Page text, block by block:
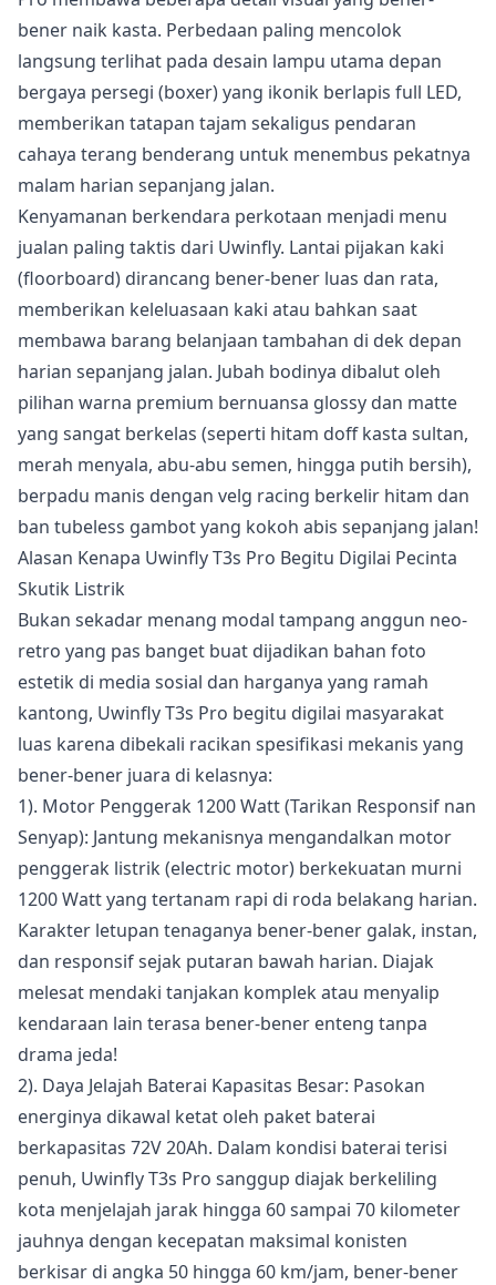
bener naik kasta. Perbedaan paling mencolok
langsung terlihat pada desain lampu utama depan
bergaya persegi (boxer) yang ikonik berlapis full LED,
memberikan tatapan tajam sekaligus pendaran
cahaya terang benderang untuk menembus pekatnya
malam harian sepanjang jalan.
Kenyamanan berkendara perkotaan menjadi menu
jualan paling taktis dari Uwinfly. Lantai pijakan kaki
(floorboard) dirancang bener-bener luas dan rata,
memberikan keleluasaan kaki atau bahkan saat
membawa barang belanjaan tambahan di dek depan
harian sepanjang jalan. Jubah bodinya dibalut oleh
pilihan warna premium bernuansa glossy dan matte
yang sangat berkelas (seperti hitam doff kasta sultan,
merah menyala, abu-abu semen, hingga putih bersih),
berpadu manis dengan velg racing berkelir hitam dan
ban tubeless gambot yang kokoh abis sepanjang jalan!
Alasan Kenapa Uwinfly T3s Pro Begitu Digilai Pecinta
Skutik Listrik
Bukan sekadar menang modal tampang anggun neo-
retro yang pas banget buat dijadikan bahan foto
estetik di media sosial dan harganya yang ramah
kantong, Uwinfly T3s Pro begitu digilai masyarakat
luas karena dibekali racikan spesifikasi mekanis yang
bener-bener juara di kelasnya:
1). Motor Penggerak 1200 Watt (Tarikan Responsif nan
Senyap): Jantung mekanisnya mengandalkan motor
penggerak listrik (electric motor) berkekuatan murni
1200 Watt yang tertanam rapi di roda belakang harian.
Karakter letupan tenaganya bener-bener galak, instan,
dan responsif sejak putaran bawah harian. Diajak
melesat mendaki tanjakan komplek atau menyalip
kendaraan lain terasa bener-bener enteng tanpa
drama jeda!
2). Daya Jelajah Baterai Kapasitas Besar: Pasokan
energinya dikawal ketat oleh paket baterai
berkapasitas 72V 20Ah. Dalam kondisi baterai terisi
penuh, Uwinfly T3s Pro sanggup diajak berkeliling
kota menjelajah jarak hingga 60 sampai 70 kilometer
jauhnya dengan kecepatan maksimal konisten
berkisar di angka 50 hingga 60 km/jam, bener-bener